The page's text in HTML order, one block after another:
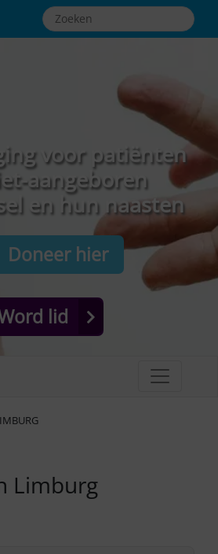
voor patiënten
aangeboren
en hun naasten
Doneer hier
lid
Limburg